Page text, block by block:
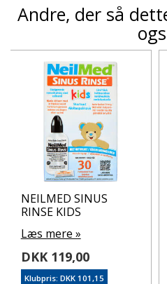
Andre, der så
NEILMED SINUS
RINSE KIDS
Læs mere »
DKK 119,00
Klubpris: DKK 101,15